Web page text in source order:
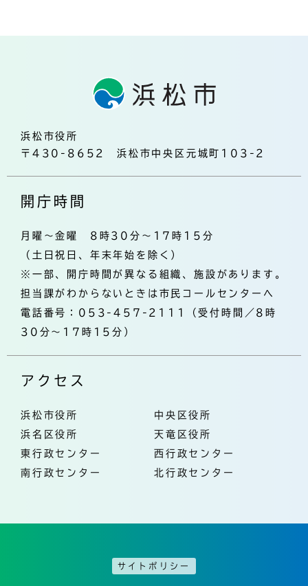
浜松市役所
〒430-8652 浜松市中央区元城町103-2
開庁時間
月曜～金曜 8時30分～17時15分
（土日祝日、年末年始を除く）
※一部、開庁時間が異なる組織、施設があります。
担当課がわからないときは市民コールセンターへ
電話番号：053-457-2111（受付時間／8時
30分～17時15分）
アクセス
浜松市役所
中央区役所
浜名区役所
天竜区役所
東行政センター
西行政センター
南行政センター
北行政センター
サイトポリシー